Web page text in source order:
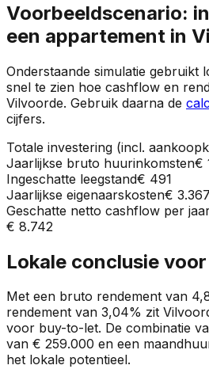
Voorbeeldscenario:
een appartement in
Onderstaande simulatie gebruikt
snel te zien hoe cashflow en
Vilvoorde. Gebruik daarna de
cijfers.
Totale investering (incl.
Jaarlijkse bruto huurinkomsten€
Ingeschatte leegstand€ 491
Jaarlijkse eigenaarskosten€ 3.367
Geschatte netto cashflow per
€ 8.742
Lokale conclusie voor
Met een bruto rendement van
rendement van 3,04% zit
voor buy-to-let. De combinatie
van € 259.000 en een
het lokale potentieel.